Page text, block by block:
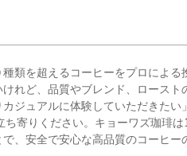
類を超えるコーヒーをプロによる
れど、品質やブレンド、ロースト
ジュアルに体験していただきたい
ち寄りください。キョーワズ珈琲
、安全で安心な高品質のコーヒ